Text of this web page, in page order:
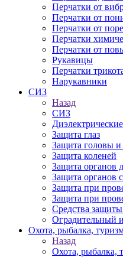
Перчатки от
Перчатки от
Перчатки от
Перчатки
Перчатки от
Рукавицы
Перчатки
Нарукавники
СИЗ
Назад
СИЗ
Защита глаз
Защита головы и
Защита коленей
Защита органов
Защита органов
Защита при
Защита при
Средства
Оградительный
Охота, рыбалка,
Назад
Охота, рыбалка,